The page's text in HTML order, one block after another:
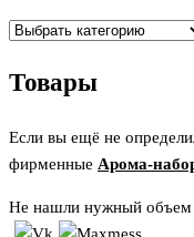
Товары
Если вы ещё не
фирменные Арома-
Не нашли нужный объем